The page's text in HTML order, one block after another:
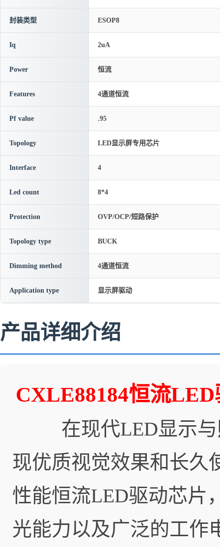
封装类型 ESOP8
Iq 2uA
Power 恒流
Features 4通道恒流
Pf value .95
Topology LED显示屏专用芯片
Interface 4
Led count 8*4
Protection OVP/OCP/短路保护
Topology type BUCK
Dimming method 4通道恒流
Application type 显示屏驱动
产品详细介绍
CXLE88184恒流
在现代LED显示与
现优质视觉效果和长久
性能恒流LED驱动芯片
光能力以及广泛的工作